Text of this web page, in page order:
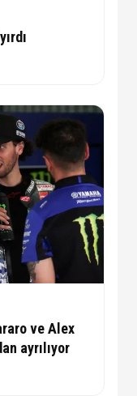
ve Alex
ayrılıyor